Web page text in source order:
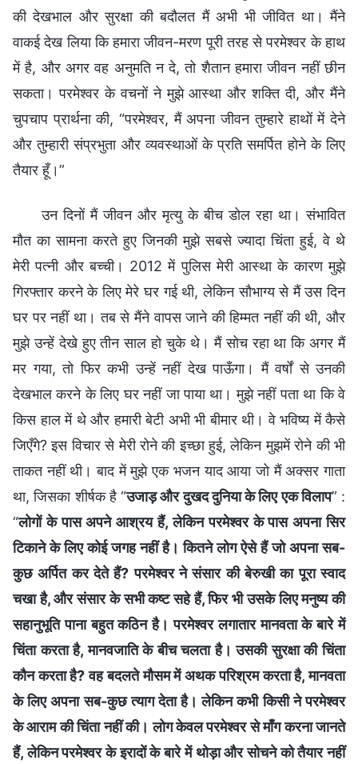
की देखभाल और सुरक्षा की बदौलत मैं अभी भी जीवित था। मैंने
वाकई देख लिया कि हमारा जीवन-मरण पूरी तरह से परमेश्वर के हाथ
में है, और अगर वह अनुमति न दे, तो शैतान हमारा जीवन नहीं छीन
सकता। परमेश्वर के वचनों ने मुझे आस्था और शक्ति दी, और मैंने
चुपचाप प्रार्थना की, “परमेश्वर, मैं अपना जीवन तुम्हारे हाथों में देने
और तुम्हारी संप्रभुता और व्यवस्थाओं के प्रति समर्पित होने के लिए
तैयार हूँ।”
उन दिनों मैं जीवन और मृत्यु के बीच डोल रहा था। संभावित
मौत का सामना करते हुए जिनकी मुझे सबसे ज्यादा चिंता हुई, वे थे
मेरी पत्नी और बच्ची। 2012 में पुलिस मेरी आस्था के कारण मुझे
गिरफ्तार करने के लिए मेरे घर गई थी, लेकिन सौभाग्य से मैं उस दिन
घर पर नहीं था। तब से मैंने वापस जाने की हिम्मत नहीं की थी, और
मुझे उन्हें देखे हुए तीन साल हो चुके थे। मैं सोच रहा था कि अगर मैं
मर गया, तो फिर कभी उन्हें नहीं देख पाऊँगा। मैं वर्षों से उनकी
देखभाल करने के लिए घर नहीं जा पाया था। मुझे नहीं पता था कि वे
किस हाल में थे और हमारी बेटी अभी भी बीमार थी। वे भविष्य में कैसे
जिएँगे? इस विचार से मेरी रोने की इच्छा हुई, लेकिन मुझमें रोने की भी
ताकत नहीं थी। बाद में मुझे एक भजन याद आया जो मैं अक्सर गाता
था, जिसका शीर्षक है “उजाड़ और दुखद दुनिया के लिए एक विलाप” :
“लोगों के पास अपने आश्रय हैं, लेकिन परमेश्वर के पास अपना सिर
टिकाने के लिए कोई जगह नहीं है। कितने लोग ऐसे हैं जो अपना सब-
कुछ अर्पित कर देते हैं? परमेश्वर ने संसार की बेरुखी का पूरा स्वाद
चखा है, और संसार के सभी कष्ट सहे हैं, फिर भी उसके लिए मनुष्य की
सहानुभूति पाना बहुत कठिन है। परमेश्वर लगातार मानवता के बारे में
चिंता करता है, मानवजाति के बीच चलता है। उसकी सुरक्षा की चिंता
कौन करता है? वह बदलते मौसम में अथक परिश्रम करता है, मानवता
के लिए अपना सब-कुछ त्याग देता है। लेकिन कभी किसी ने परमेश्वर
के आराम की चिंता नहीं की। लोग केवल परमेश्वर से माँग करना जानते
हैं, लेकिन परमेश्वर के इरादों के बारे में थोड़ा और सोचने को तैयार नहीं